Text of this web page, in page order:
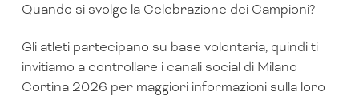
Quando si svolge la Celebrazione dei Campioni?
Gli atleti partecipano su base volontaria, quindi ti
invitiamo a controllare i canali social di Milano
Cortina 2026 per maggiori informazioni sulla loro